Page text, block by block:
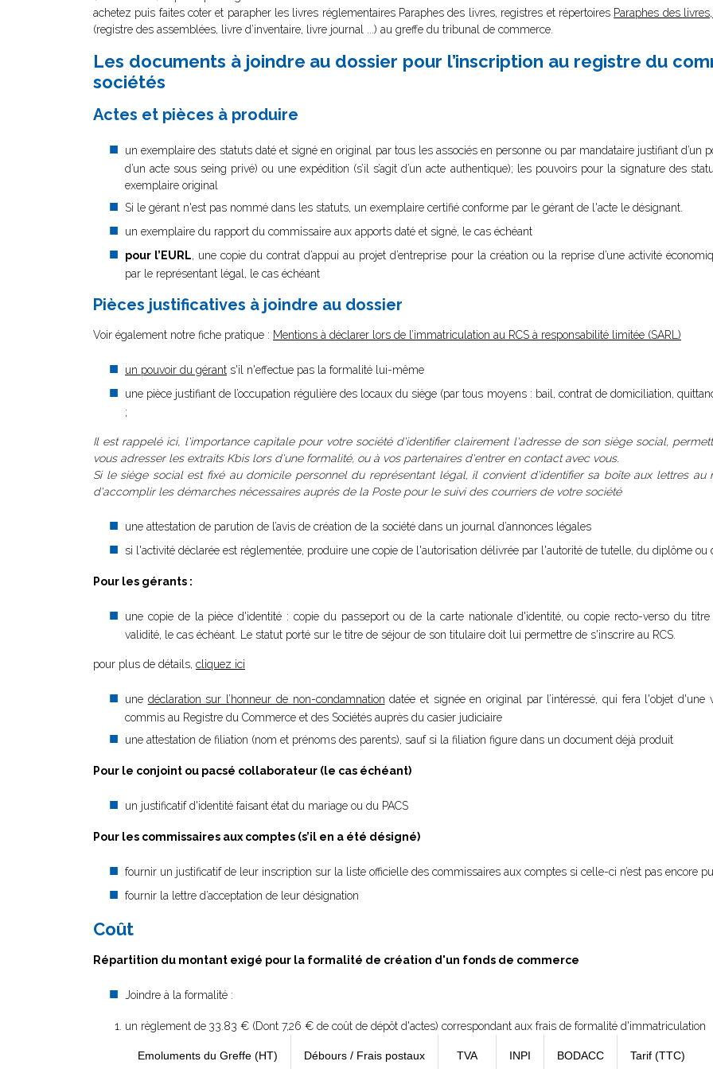
achetez puis faites coter et parapher les livres réglementaires Paraphes des livres, registres et répertoires Paraphes des
(registre des assemblées, livre d’inventaire, livre journal ...) au greffe du tribunal de commerce.
Les documents à joindre au dossier pour l’inscription au registre du
sociétés
Actes et pièces à produire
un exemplaire des statuts daté et signé en original par tous les associés en personne ou par mandataire justifiant d’un
d’un acte sous seing privé) ou une expédition (s’il s’agit d’un acte authentique); les pouvoirs pour la signature des
exemplaire original
Si le gérant n'est pas nommé dans les statuts, un exemplaire certifié conforme par le gérant de l'acte le désignant.
un exemplaire du rapport du commissaire aux apports daté et signé, le cas échéant
pour l’EURL, une copie du contrat d’appui au projet d’entreprise pour la création ou la reprise d’une activité
par le représentant légal, le cas échéant
Pièces justificatives à joindre au dossier
Voir également notre fiche pratique : Mentions à déclarer lors de l’immatriculation au RCS à responsabilité limitée (SARL)
un pouvoir du gérant s'il n'effectue pas la formalité lui-même
une pièce justifiant de l’occupation régulière des locaux du siège (par tous moyens : bail, contrat de domiciliation,
;
Il est rappelé ici, l'importance capitale pour votre société d'identifier clairement l'adresse de son siège social,
vous adresser les extraits Kbis lors d'une formalité, ou à vos partenaires d'entrer en contact avec vous.
Si le siège social est fixé au domicile personnel du représentant légal, il convient d'identifier sa boîte aux lettres au
d'accomplir les démarches nécessaires auprès de la Poste pour le suivi des courriers de votre société
une attestation de parution de l’avis de création de la société dans un journal d’annonces légales
si l'activité déclarée est réglementée, produire une copie de l'autorisation délivrée par l'autorité de tutelle, du diplôme ou
Pour les gérants :
une copie de la pièce d'identité : copie du passeport ou de la carte nationale d'identité, ou copie recto-verso du
validité, le cas échéant. Le statut porté sur le titre de séjour de son titulaire doit lui permettre de s'inscrire au RCS.
pour plus de détails, cliquez ici
une déclaration sur l’honneur de non-condamnation datée et signée en original par l’intéressé, qui fera l'objet d'une
commis au Registre du Commerce et des Sociétés auprès du casier judiciaire
une attestation de filiation (nom et prénoms des parents), sauf si la filiation figure dans un document déjà produit
Pour le conjoint ou pacsé collaborateur (le cas échéant)
un justificatif d'identité faisant état du mariage ou du PACS
Pour les commissaires aux comptes (s’il en a été désigné)
fournir un justificatif de leur inscription sur la liste officielle des commissaires aux comptes si celle-ci n’est pas encore
fournir la lettre d’acceptation de leur désignation
Coût
Répartition du montant exigé pour la formalité de création d'un fonds de commerce
Joindre à la formalité :
un règlement de 33.83 € (Dont 7,26 € de coût de dépôt d'actes) correspondant aux frais de formalité d'immatriculation
Emoluments du Greffe (HT) Débours / Frais postaux TVA INPI BODACC Tarif (TTC)